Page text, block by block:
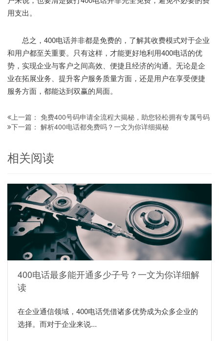
用支出。
总之，400电话并非都是免费的，了解其收费模式对于企业
和用户都至关重要。只有这样，才能更好地利用400电话的优
势，实现企业与客户之间高效、便捷且经济的沟通。无论是企
业在拓展业务、提升客户服务质量方面，还是用户在享受便捷
服务方面，都能达到双赢的局面。
上一篇： 免费400号码申请全流程大揭秘，助您轻松拥有专属号码
下一篇： 解析400电话都免费吗？一文为你详细揭秘
相关阅读
400电话最多能开通多少子号？一文为你详细解
读
在企业通信领域，400电话凭借诸多优势成为众多企业的
选择。而对于企业来说...